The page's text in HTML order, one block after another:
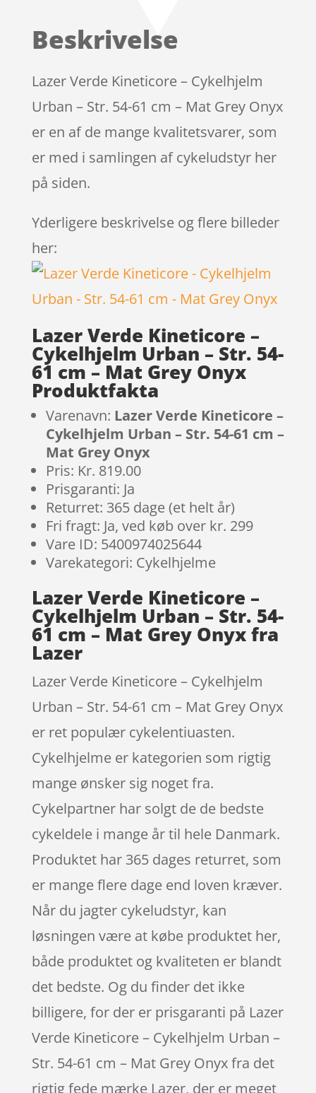
Beskrivelse
Lazer Verde Kineticore – Cykelhjelm
Urban – Str. 54-61 cm – Mat Grey Onyx
er en af de mange kvalitetsvarer, som
er med i samlingen af cykeludstyr her
på siden.
Yderligere beskrivelse og flere billeder
her:
Lazer Verde Kineticore –
Cykelhjelm Urban – Str. 54-
61 cm – Mat Grey Onyx
Produktfakta
Varenavn: Lazer Verde Kineticore –
Cykelhjelm Urban – Str. 54-61 cm –
Mat Grey Onyx
Pris: Kr. 819.00
Prisgaranti: Ja
Returret: 365 dage (et helt år)
Fri fragt: Ja, ved køb over kr. 299
Vare ID: 5400974025644
Varekategori: Cykelhjelme
Lazer Verde Kineticore –
Cykelhjelm Urban – Str. 54-
61 cm – Mat Grey Onyx fra
Lazer
Lazer Verde Kineticore – Cykelhjelm
Urban – Str. 54-61 cm – Mat Grey Onyx
er ret populær cykelentiuasten.
Cykelhjelme er kategorien som rigtig
mange ønsker sig noget fra.
Cykelpartner har solgt de de bedste
cykeldele i mange år til hele Danmark.
Produktet har 365 dages returret, som
er mange flere dage end loven kræver.
Når du jagter cykeludstyr, kan
løsningen være at købe produktet her,
både produktet og kvaliteten er blandt
det bedste. Og du finder det ikke
billigere, for der er prisgaranti på Lazer
Verde Kineticore – Cykelhjelm Urban –
Str. 54-61 cm – Mat Grey Onyx fra det
rigtig fede mærke Lazer, der er meget